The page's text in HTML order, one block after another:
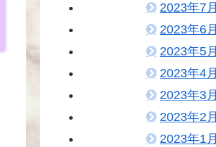
2023年7月
2023年6月
2023年5月
2023年4月
2023年3月
2023年2月
2023年1月